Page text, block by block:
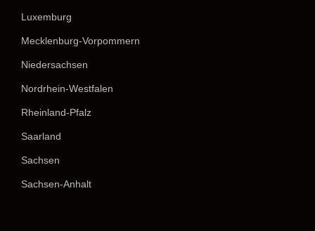
Luxemburg
Mecklenburg-Vorpommern
Niedersachsen
Nordrhein-Westfalen
Rheinland-Pfalz
Saarland
Sachsen
Sachsen-Anhalt